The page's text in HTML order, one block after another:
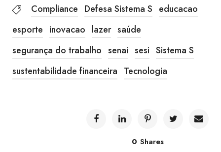
Compliance Defesa Sistema S educacao
esporte inovacao lazer saúde
segurança do trabalho senai sesi Sistema S
sustentabilidade financeira Tecnologia
0 Shares